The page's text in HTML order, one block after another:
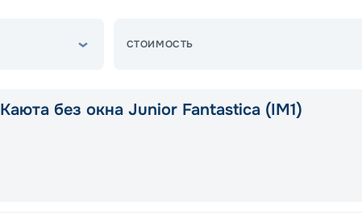
СТОИМОСТЬ
Каюта без окна Junior Fantastica (IM1)